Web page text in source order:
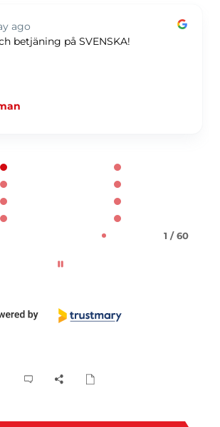
ago
betjäning på SVENSKA!
1 / 60